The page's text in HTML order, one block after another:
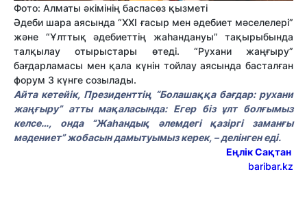
Фото: Алматы әкімінің баспасөз қызметі
Әдеби шара аясында “XXI ғасыр мен әдебиет мәселелері”
және “Ұлттық әдебиеттің жаһандануы” тақырыбында
талқылау отырыстары өтеді. “Рухани жаңғыру”
бағдарламасы мен қала күнін тойлау аясында басталған
форум 3 күнге созылады.
Айта кетейік, Президенттің “Болашаққа бағдар: рухани
жаңғыру” атты мақаласында: Егер біз ұлт болғымыз
келсе…, онда “Жаһандық әлемдегі қазіргі заманғы
мәдениет” жобасын дамытуымыз керек, – делінген еді.
Еңлік Сақтан
baribar.kz